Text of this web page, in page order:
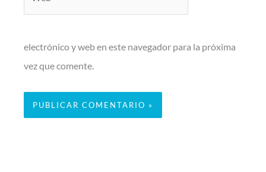
electrónico y web en este navegador para la próxima
vez que comente.